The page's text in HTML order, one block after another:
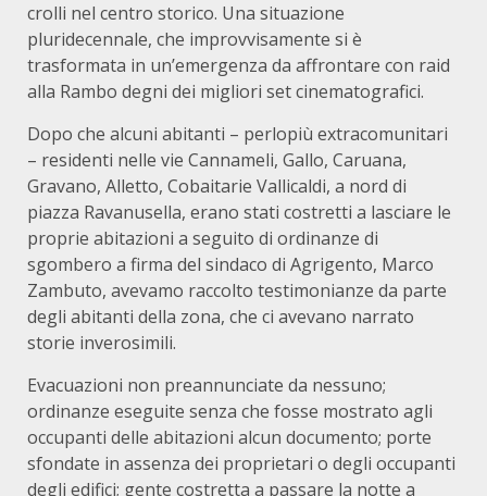
crolli nel centro storico. Una situazione
pluridecennale, che improvvisamente si è
trasformata in un’emergenza da affrontare con raid
alla Rambo degni dei migliori set cinematografici.
Dopo che alcuni abitanti – perlopiù extracomunitari
– residenti nelle vie Cannameli, Gallo, Caruana,
Gravano, Alletto, Cobaitarie Vallicaldi, a nord di
piazza Ravanusella, erano stati costretti a lasciare le
proprie abitazioni a seguito di ordinanze di
sgombero a firma del sindaco di Agrigento, Marco
Zambuto, avevamo raccolto testimonianze da parte
degli abitanti della zona, che ci avevano narrato
storie inverosimili.
Evacuazioni non preannunciate da nessuno;
ordinanze eseguite senza che fosse mostrato agli
occupanti delle abitazioni alcun documento; porte
sfondate in assenza dei proprietari o degli occupanti
degli edifici; gente costretta a passare la notte a